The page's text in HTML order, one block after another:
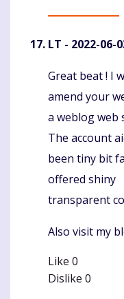
LT - 2022-06-
Komentaras
Great beat ! I
amend your
a weblog web
The account
been tiny bit
offered shiny
transparent
Also visit my
Like 0
Dislike 0